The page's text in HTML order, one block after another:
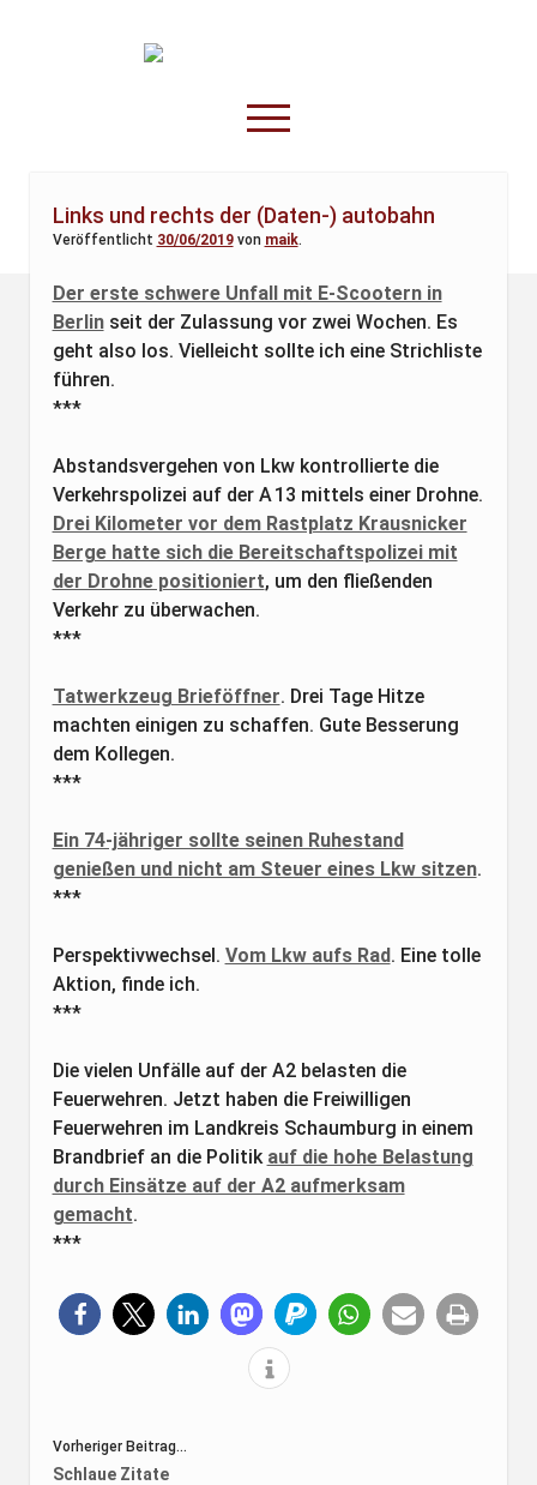
TruckOnline.de
open
menu
Anderswo
Spesenliste
Fahrer
Disposition
Links und rechts der (Daten-) autobahn
Veröffentlicht 30/06/2019von maik.
Der erste schwere Unfall mit E-Scootern in
Berlinseit der Zulassung vor zwei Wochen. Es
geht also los. Vielleicht sollte ich eine Strichliste
führen.
***
Abstandsvergehen von Lkw kontrollierte die
Verkehrspolizei auf der A 13 mittels einer Drohne.
Drei Kilometer vor dem Rastplatz Krausnicker
Berge hatte sich die Bereitschaftspolizei mit
der Drohne positioniert, um den fließenden
Verkehr zu überwachen.
***
Tatwerkzeug Brieföffner. Drei Tage Hitze
machten einigen zu schaffen. Gute Besserung
dem Kollegen.
***
Ein 74-jähriger sollte seinen Ruhestand
genießen und nicht am Steuer eines Lkw sitzen.
***
Perspektivwechsel. Vom Lkw aufs Rad. Eine tolle
Aktion, finde ich.
***
Die vielen Unfälle auf der A2 belasten die
Feuerwehren. Jetzt haben die Freiwilligen
Feuerwehren im Landkreis Schaumburg in einem
Brandbrief an die Politik auf die hohe Belastung
durch Einsätze auf der A2 aufmerksam
gemacht.
***
Vorheriger Beitrag...
Schlaue Zitate